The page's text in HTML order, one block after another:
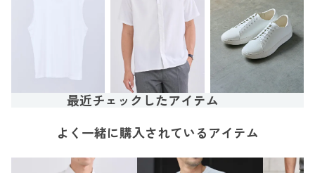
最近チェックしたアイテム
よく一緒に購入されているアイテム